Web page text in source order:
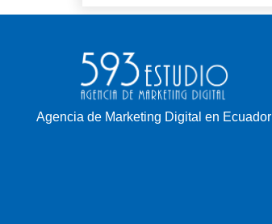
Agencia de Marketing Digital en Ecuador